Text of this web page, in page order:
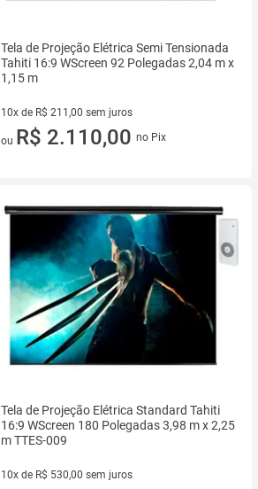
Tela de Projeção Elétrica Semi Tensionada
Tahiti 16:9 WScreen 92 Polegadas 2,04 m x
1,15 m
10x de R$ 211,00 sem juros
10 vez de R$ 211,00 sem juros
ou R$ 2.110,00 no Pix
Tela de Projeção Elétrica Standard Tahiti
16:9 WScreen 180 Polegadas 3,98 m x 2,25
m TTES-009
10x de R$ 530,00 sem juros